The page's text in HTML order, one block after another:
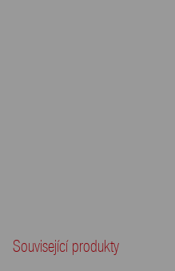
Související produkty